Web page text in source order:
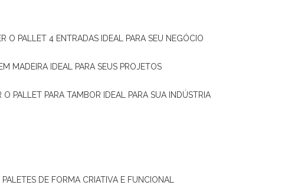
O PALLET 4 ENTRADAS IDEAL PARA SEU NEGÓCIO
MADEIRA IDEAL PARA SEUS PROJETOS
O PALLET PARA TAMBOR IDEAL PARA SUA INDÚSTRIA
DE FORMA CRIATIVA E FUNCIONAL